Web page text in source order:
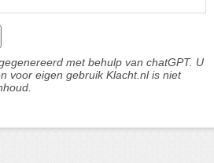
met behulp van chatGPT. U
voor eigen gebruik Klacht.nl is niet